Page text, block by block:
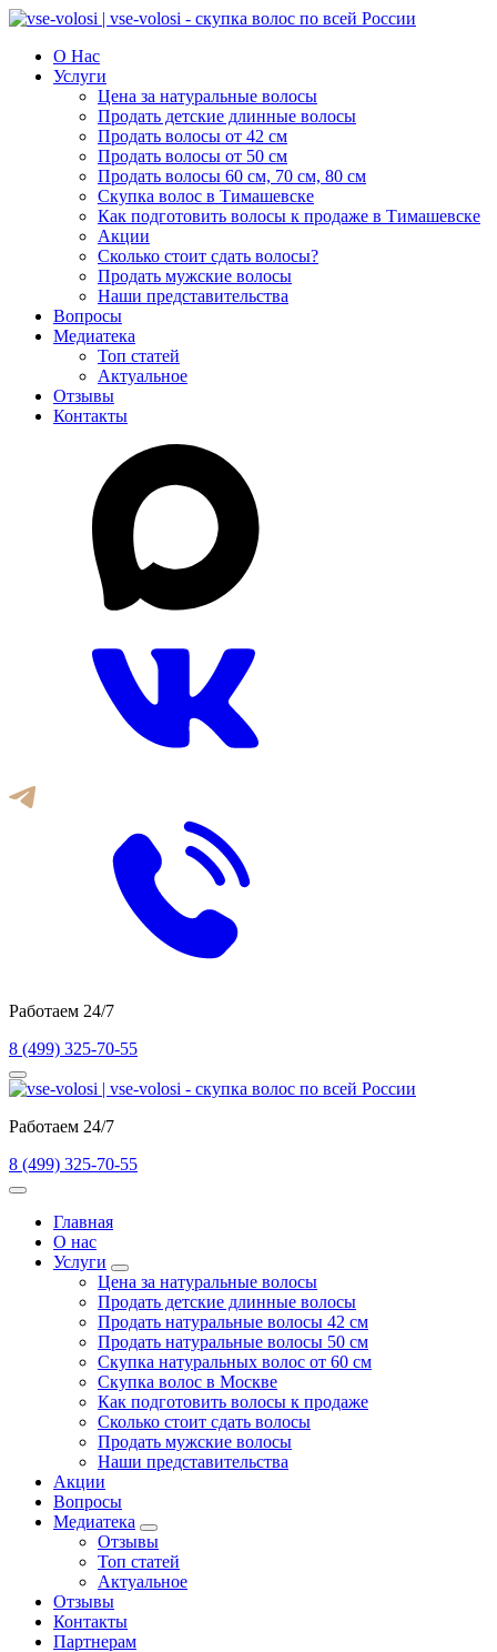
О Нас
Услуги
Цена за натуральные волосы
Продать детские длинные волосы
Продать волосы от 42 см
Продать волосы от 50 см
Продать волосы 60 см, 70 см, 80 см
Скупка волос в Тимашевске
Как подготовить волосы к продаже в Тимашевске
Акции
Сколько стоит сдать волосы?
Продать мужские волосы
Наши представительства
Вопросы
Медиатека
Топ статей
Актуальное
Отзывы
Контакты
Работаем 24/7
8 (499) 325-70-55
Работаем 24/7
8 (499) 325-70-55
Главная
О нас
Услуги
Цена за натуральные волосы
Продать детские длинные волосы
Продать натуральные волосы 42 см
Продать натуральные волосы 50 см
Скупка натуральных волос от 60 см
Скупка волос в Москве
Как подготовить волосы к продаже
Сколько стоит сдать волосы
Продать мужские волосы
Наши представительства
Акции
Вопросы
Медиатека
Отзывы
Топ статей
Актуальное
Отзывы
Контакты
Партнерам